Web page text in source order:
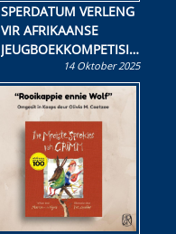
SPERDATUM VERLENG
VIR AFRIKAANSE
JEUGBOEKKOMPETISIE
Skryf ’n jeugboek of
kinderboek en staan ’n
kans om R50 000 te
wen!
14 Oktober 2025